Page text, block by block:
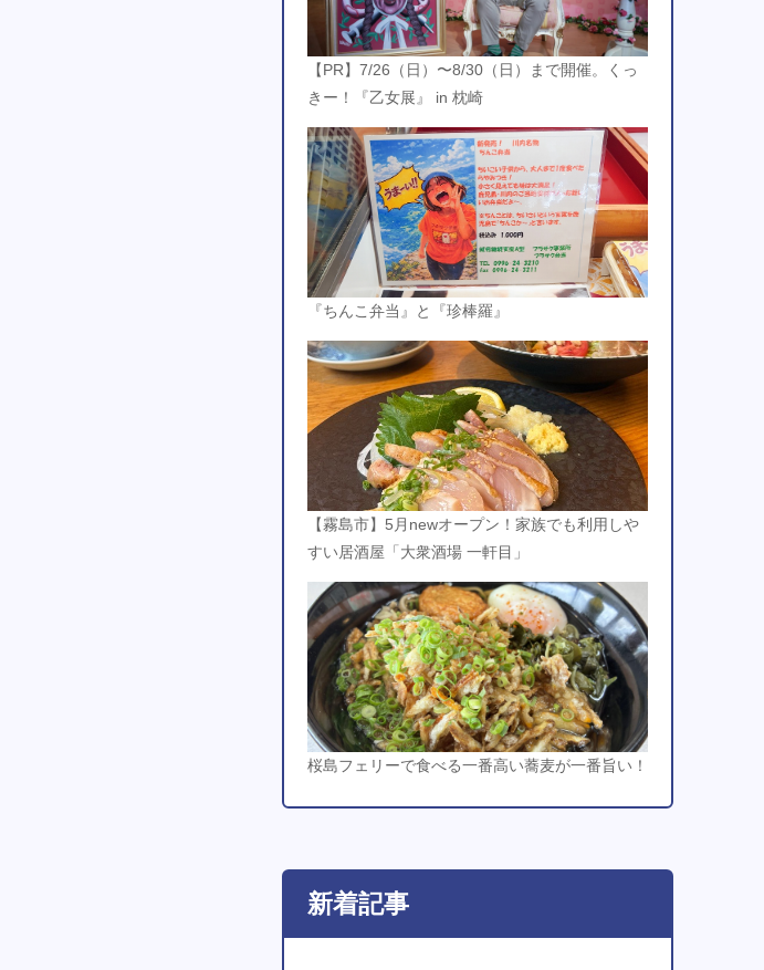
【PR】7/26（日）〜8/30（日）まで開催。くっ
きー！『乙女展』 in 枕崎
『ちんこ弁当』と『珍棒羅』
【霧島市】5月newオープン！家族でも利用しや
すい居酒屋「大衆酒場 一軒目」
桜島フェリーで食べる一番高い蕎麦が一番旨い！
新着記事